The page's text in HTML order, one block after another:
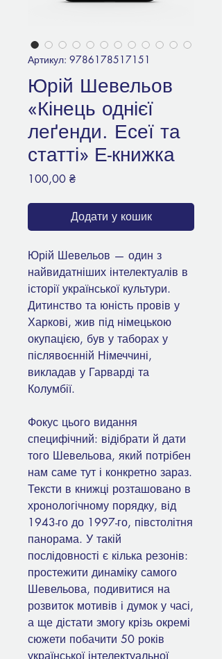
Артикул: 9786178517151
Юрій Шевельов
«Кінець однієї
леґенди. Есеї та
статті» Е-книжка
100,00 ₴Ціна
Додати у кошик
Юрій Шевельов — один з
найвидатніших інтелектуалів в
історії української культури.
Дитинство та юність провів у
Харкові, жив під німецькою
окупацією, був у таборах у
післявоєнній Німеччині,
викладав у Гарварді та
Колумбії.
Фокус цього видання
специфічний: відібрати й дати
того Шевельова, який потрібен
нам саме тут і конкретно зараз.
Тексти в книжці розташовано в
хронологічному порядку, від
1943-го до 1997-го, півстолітня
панорама. У такій
послідовності є кілька резонів:
простежити динаміку самого
Шевельова, подивитися на
розвиток мотивів і думок у часі,
а ще дістати змогу крізь окремі
сюжети побачити 50 років
української інтелектуальної